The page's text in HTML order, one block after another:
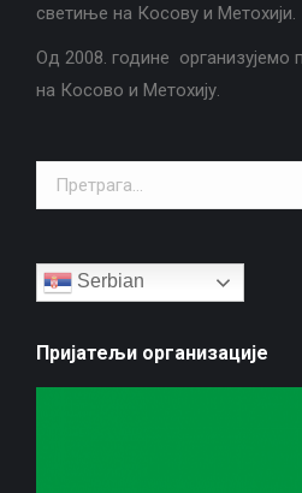
светиње на Косову и Метохији.
Од 2008. године организујемо
на Косово и Метохију.
Search:
Serbian
Пријатељи организације